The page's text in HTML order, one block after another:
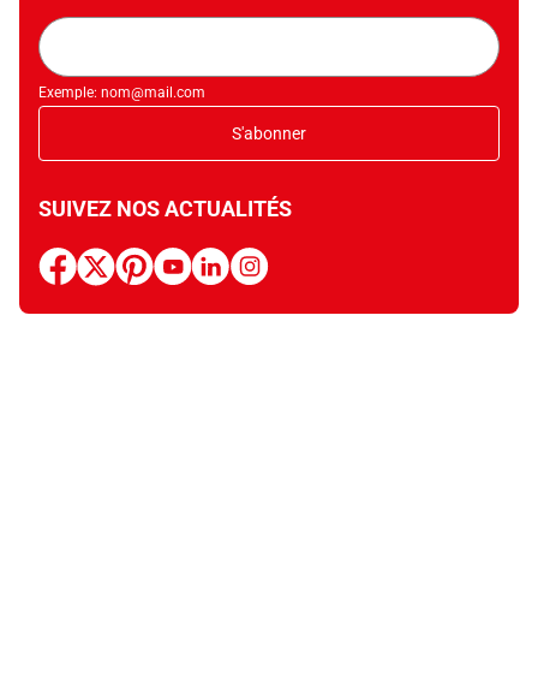
Adresse
mail
Exemple: nom@mail.com
S'abonner
SUIVEZ NOS ACTUALITÉS
facebook
x pinterestyoutubelinkedininstagram